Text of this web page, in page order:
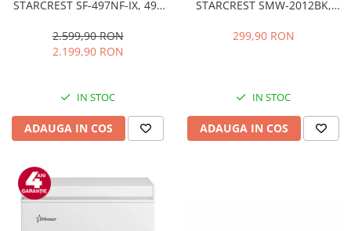
STARCREST SF-497NF-IX, 497
Inverter, Clasa E, Display,
Functie super racire, Blocare
2.599,90 RON
2.199,90 RON
IN STOC
ADAUGA IN COS
STARCREST SMW-2012BK,
mecanic, 6 Trepte de putere,
299,90 RON
IN STOC
ADAUGA IN COS